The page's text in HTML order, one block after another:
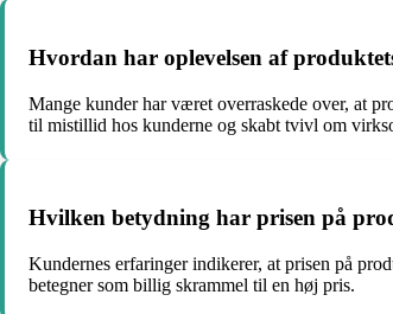
Hvordan har oplevelsen af
Mange kunder har været overraskede over, at
til mistillid hos kunderne og skabt tvivl om
Hvilken betydning har prisen på
Kundernes erfaringer indikerer, at prisen på
betegner som billig skrammel til en høj pris.